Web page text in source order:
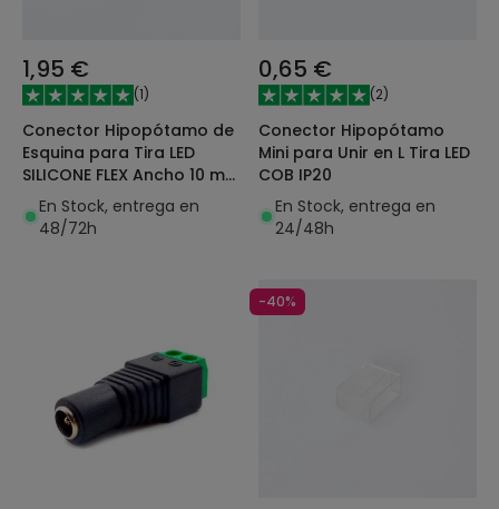
1,95 €
(1)
Conector Hipopótamo de
Esquina para Tira LED
SILICONE FLEX Ancho 10 mm
Monocolor
En Stock, entrega en
48/72h
0,65 €
(2)
Conector Hipopótamo
Mini para Unir en L Tira LED
COB IP20
En Stock, entrega en
24/48h
-40%